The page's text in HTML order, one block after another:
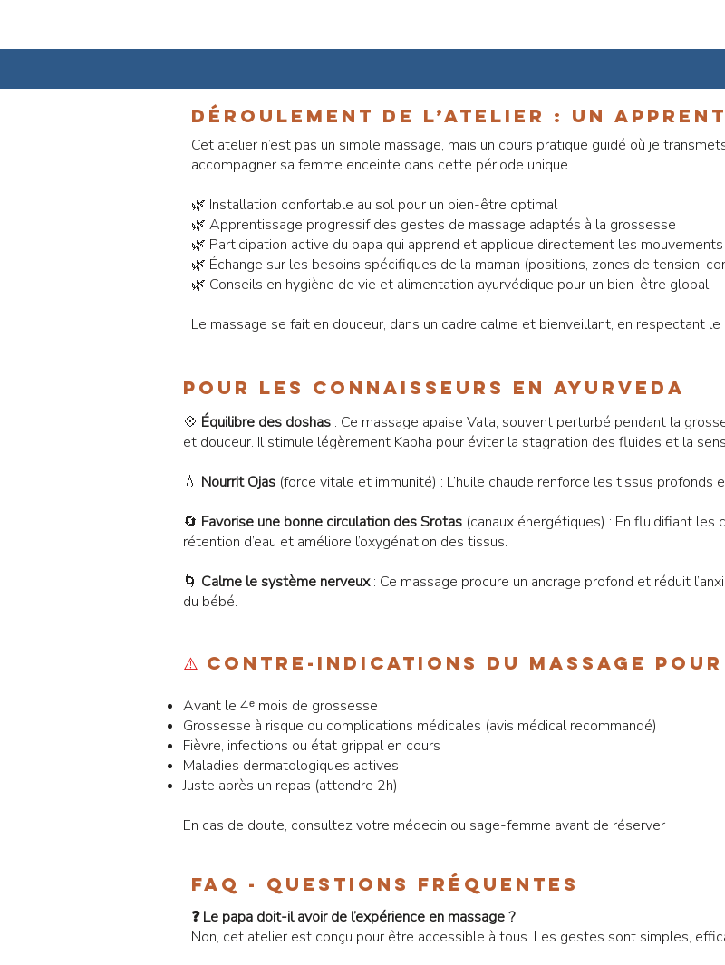
Déroulement de l’atelier : un
Cet atelier n’est pas un simple massage, mais un cours pratique guidé où je
accompagner sa femme enceinte dans cette période unique.
🌿 Installation confortable au sol pour un bien-être optimal
🌿 Apprentissage progressif des gestes de massage adaptés à la grossesse
🌿 Participation active du papa qui apprend et applique directement les
🌿 Échange sur les besoins spécifiques de la maman (positions, zones de tension,
🌿 Conseils en hygiène de vie et alimentation ayurvédique pour un bien-être global
Le massage se fait en douceur, dans un cadre calme et bienveillant, en respectant
Pour les connaisseurs en Ayurveda
💠 Équilibre des doshas : Ce massage apaise Vata, souvent perturbé pendant la
et douceur. Il stimule légèrement Kapha pour éviter la stagnation des fluides et la
💧 Nourrit Ojas (force vitale et immunité) : L’huile chaude renforce les tissus
🔄 Favorise une bonne circulation des Srotas (canaux énergétiques) : En fluidifiant les
rétention d’eau et améliore l’oxygénation des tissus.
🌀 Calme le système nerveux: Ce massage procure un ancrage profond et réduit
du bébé.
⚠️ Contre-indications du massage pour
Avant le 4ᵉ mois de grossesse
Grossesse à risque ou complications médicales (avis médical recommandé)
Fièvre, infections ou état grippal en cours
Maladies dermatologiques actives
Juste après un repas (attendre 2h)
En cas de doute, consultez votre médecin ou sage-femme avant de réserver
FAQ - Questions fréquentes
❓ Le papa doit-il avoir de l’expérience en massage ?
Non, cet atelier est conçu pour être accessible à tous. Les gestes sont simples,